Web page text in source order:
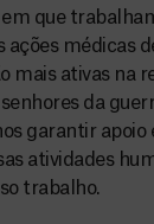
em que
ações médicas
mais ativas na
da
garantir
atividades
trabalho.